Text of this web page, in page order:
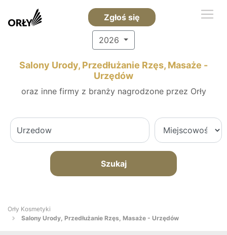
Zgłoś się
2026
Salony Urody, Przedłużanie Rzęs, Masaże -
Urzędów
oraz inne firmy z branży nagrodzone przez Orły
Szukaj
Orły Kosmetyki
Salony Urody, Przedłużanie Rzęs, Masaże - Urzędów